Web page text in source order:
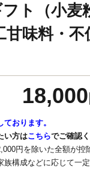
ト（小麦
味料・不
18,000
ております。
い方はこちらでご確認く
円を除いた全額が控
構成などに応じて一